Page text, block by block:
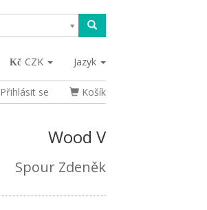
CZK Jazyk
Přihlásit se Košík
Wood V
Spour Zdeněk